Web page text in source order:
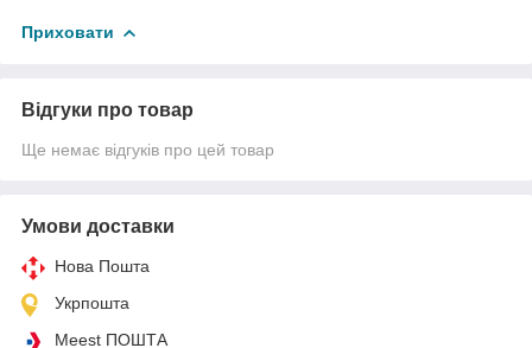
Приховати
Відгуки про товар
Ще немає відгуків про цей товар
Умови доставки
Нова Пошта
Укрпошта
Meest ПОШТА